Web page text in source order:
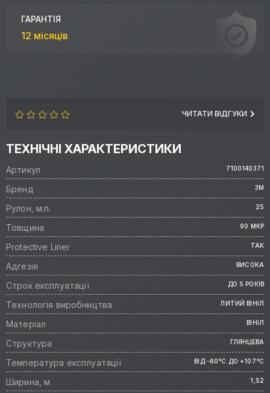
ЧИТАТИ ВІДГУКИ
ТЕХНІЧНІ ХАРАКТЕРИСТИКИ
Артикул 7100140371
Бренд 3M
Рулон, м.п. 25
Товщина 90 МКР
Protective Liner ТАК
Адгезія ВИСОКА
Строк експлуатації ДО 5 РОКІВ
Технологія виробництва ЛИТИЙ ВІНІЛ
Матеріал ВІНІЛ
Структура ГЛЯНЦЕВА
Температура експлуатації ВІД -60°C ДО +107°C
Ширина, м 1,52
ГАРАНТІЯ
12 місяців